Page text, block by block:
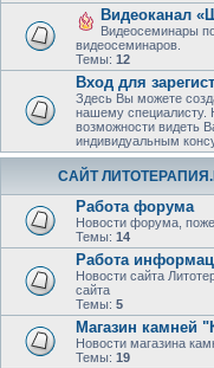
Видеоканал
Видеосеминары
видеосеминаров.
Темы: 12
Вход для
Здесь Вы можете
нашему специалисту.
возможности видеть
индивидуальным
САЙТ
Работа форума
Новости форума,
Темы: 14
Работа
Новости сайта
сайта
Темы: 5
Магазин камней
Новости магазина
Темы: 19